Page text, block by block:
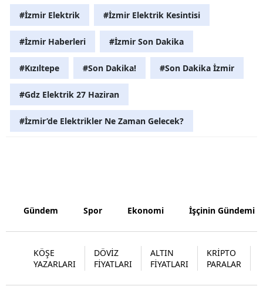
Siirt
Tunceli
Şanlıurfa
Uşak
Van
#İzmir Elektrik #İzmir Elektrik Kesintisi
#İzmir Haberleri #İzmir Son Dakika
#Kızıltepe #Son Dakika! #Son Dakika İzmir
#Gdz Elektrik 27 Haziran
#İzmir’de Elektrikler Ne Zaman Gelecek?
Gündem Spor Ekonomi İşçinin Gündemi
KÖŞE
YAZARLARI
DÖVİZ
FİYATLARI
ALTIN
FİYATLARI
KRİPTO
PARALAR